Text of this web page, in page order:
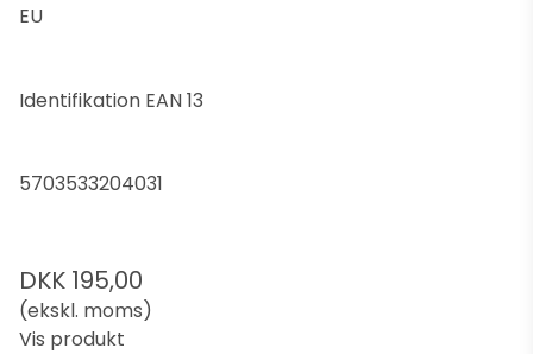
EU
Identifikation EAN 13
5703533204031
DKK 195,00
(ekskl. moms)
Vis produkt